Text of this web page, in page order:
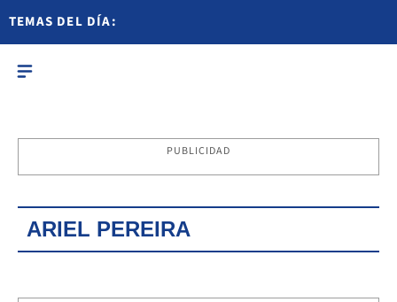
TEMAS DEL DÍA:
PUBLICIDAD
ARIEL PEREIRA